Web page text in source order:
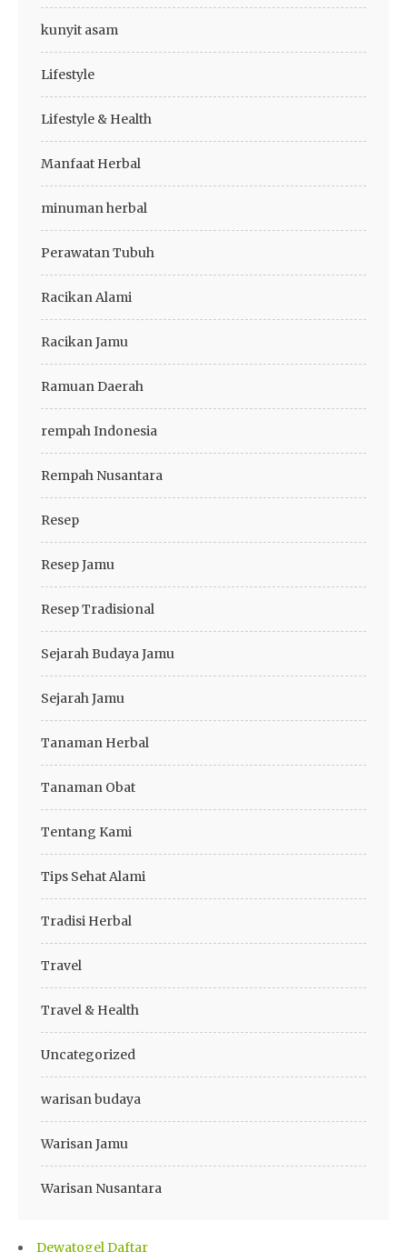
kunyit asam
Lifestyle
Lifestyle & Health
Manfaat Herbal
minuman herbal
Perawatan Tubuh
Racikan Alami
Racikan Jamu
Ramuan Daerah
rempah Indonesia
Rempah Nusantara
Resep
Resep Jamu
Resep Tradisional
Sejarah Budaya Jamu
Sejarah Jamu
Tanaman Herbal
Tanaman Obat
Tentang Kami
Tips Sehat Alami
Tradisi Herbal
Travel
Travel & Health
Uncategorized
warisan budaya
Warisan Jamu
Warisan Nusantara
Dewatogel Daftar